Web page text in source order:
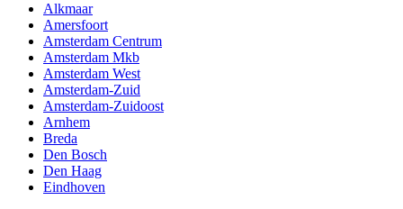
Alkmaar
Amersfoort
Amsterdam Centrum
Amsterdam Mkb
Amsterdam West
Amsterdam-Zuid
Amsterdam-Zuidoost
Arnhem
Breda
Den Bosch
Den Haag
Eindhoven